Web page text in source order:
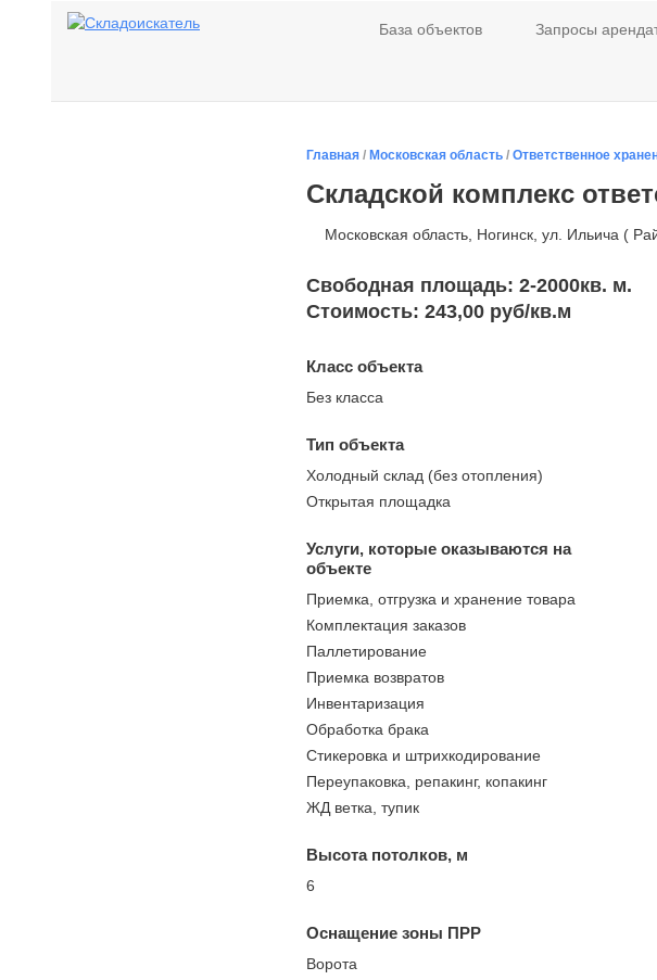
База объектов Запросы
Главная / Московская область / Ответственное
Складской комплекс
Московская область, Ногинск, ул. Ильича (
Свободная площадь: 2-2000кв. м.
Стоимость: 243,00 руб/кв.м
Класс объекта
Без класса
Тип объекта
Холодный склад (без отопления)
Открытая площадка
Услуги, которые оказываются на
объекте
Приемка, отгрузка и хранение товара
Комплектация заказов
Паллетирование
Приемка возвратов
Инвентаризация
Обработка брака
Стикеровка и штрихкодирование
Переупаковка, репакинг, копакинг
ЖД ветка, тупик
Высота потолков, м
6
Оснащение зоны ПРР
Ворота